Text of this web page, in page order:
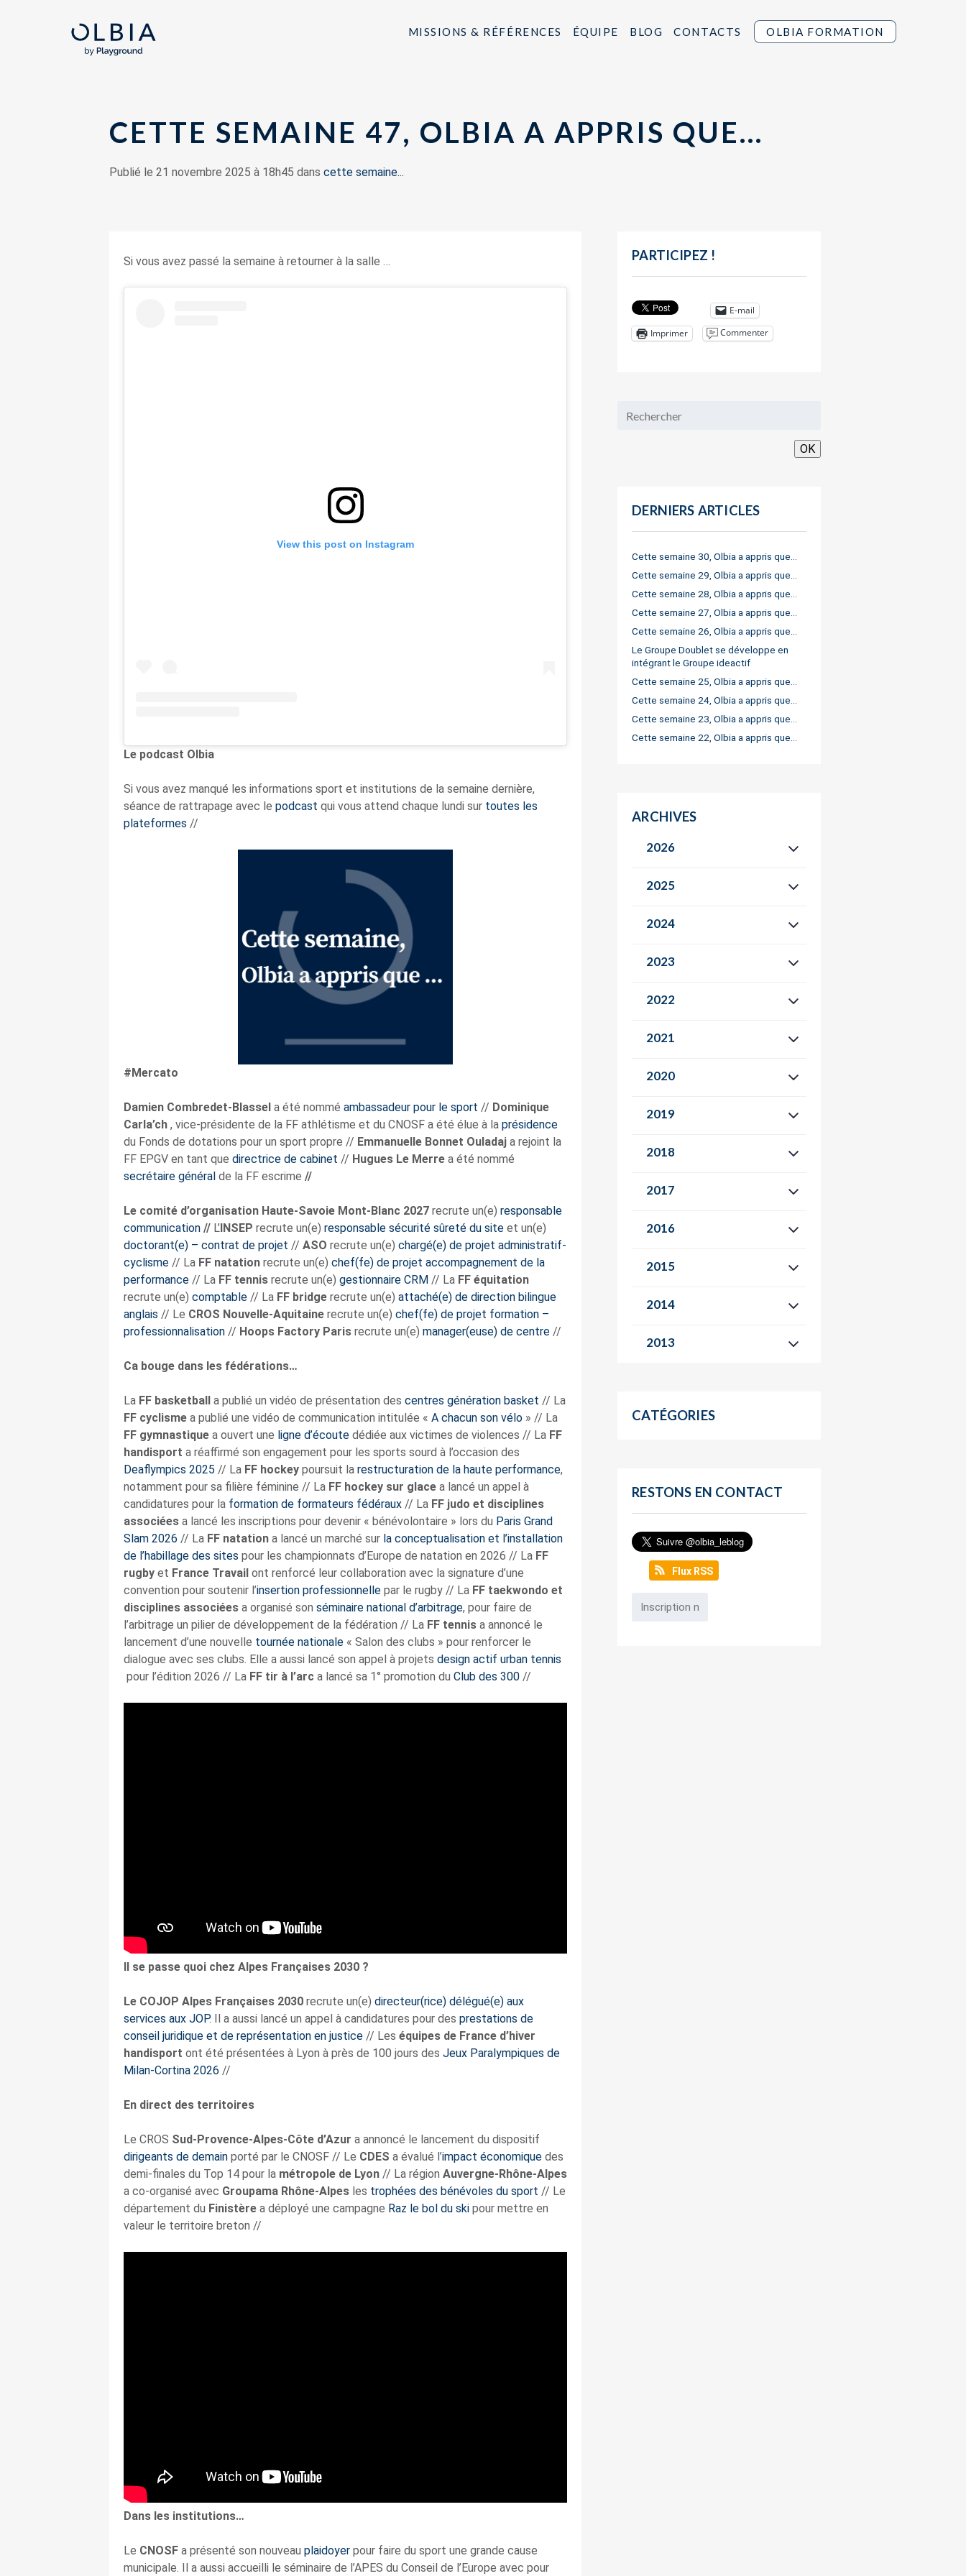
MISSIONS & RÉFÉRENCES ÉQUIPE BLOG CONTACTS OLBIA FORMATION
CETTE SEMAINE 47, OLBIA A APPRIS QUE…
Publié le 21 novembre 2025 à 18h45 dans cette semaine...
Si vous avez passé la semaine à retourner à la salle …
View this post on Instagram
Le podcast Olbia
Si vous avez manqué les informations sport et institutions de la semaine dernière,
séance de rattrapage avec le podcast qui vous attend chaque lundi sur toutes les
plateformes //
#Mercato
Damien Combredet-Blassel a été nommé ambassadeur pour le sport // Dominique
Carla’ch , vice-présidente de la FF athlétisme et du CNOSF a été élue à la présidence
du Fonds de dotations pour un sport propre // Emmanuelle Bonnet Ouladaj a rejoint la
FF EPGV en tant que directrice de cabinet // Hugues Le Merre a été nommé
secrétaire général de la FF escrime //
Le comité d’organisation Haute-Savoie Mont-Blanc 2027 recrute un(e) responsable
communication // L’INSEP recrute un(e) responsable sécurité sûreté du site et un(e)
doctorant(e) – contrat de projet // ASO recrute un(e) chargé(e) de projet administratif-
cyclisme // La FF natation recrute un(e) chef(fe) de projet accompagnement de la
performance // La FF tennis recrute un(e) gestionnaire CRM // La FF équitation
recrute un(e) comptable // La FF bridge recrute un(e) attaché(e) de direction bilingue
anglais // Le CROS Nouvelle-Aquitaine recrute un(e) chef(fe) de projet formation –
professionnalisation // Hoops Factory Paris recrute un(e) manager(euse) de centre //
Ca bouge dans les fédérations…
La FF basketball a publié un vidéo de présentation des centres génération basket // La
FF cyclisme a publié une vidéo de communication intitulée « A chacun son vélo » // La
FF gymnastique a ouvert une ligne d’écoute dédiée aux victimes de violences // La FF
handisport a réaffirmé son engagement pour les sports sourd à l’occasion des
Deaflympics 2025 // La FF hockey poursuit la restructuration de la haute performance,
notamment pour sa filière féminine // La FF hockey sur glace a lancé un appel à
candidatures pour la formation de formateurs fédéraux // La FF judo et disciplines
associées a lancé les inscriptions pour devenir « bénévolontaire » lors du Paris Grand
Slam 2026 // La FF natation a lancé un marché sur la conceptualisation et l’installation
de l’habillage des sites pour les championnats d’Europe de natation en 2026 // La FF
rugby et France Travail ont renforcé leur collaboration avec la signature d’une
convention pour soutenir l’insertion professionnelle par le rugby // La FF taekwondo et
disciplines associées a organisé son séminaire national d’arbitrage, pour faire de
l’arbitrage un pilier de développement de la fédération // La FF tennis a annoncé le
lancement d’une nouvelle tournée nationale « Salon des clubs » pour renforcer le
dialogue avec ses clubs. Elle a aussi lancé son appel à projets design actif urban tennis
pour l’édition 2026 // La FF tir à l’arc a lancé sa 1° promotion du Club des 300 //
Il se passe quoi chez Alpes Françaises 2030 ?
Le COJOP Alpes Françaises 2030 recrute un(e) directeur(rice) délégué(e) aux
services aux JOP. Il a aussi lancé un appel à candidatures pour des prestations de
conseil juridique et de représentation en justice // Les équipes de France d’hiver
handisport ont été présentées à Lyon à près de 100 jours des Jeux Paralympiques de
Milan-Cortina 2026 //
En direct des territoires
Le CROS Sud-Provence-Alpes-Côte d’Azur a annoncé le lancement du dispositif
dirigeants de demain porté par le CNOSF // Le CDES a évalué l’impact économique des
demi-finales du Top 14 pour la métropole de Lyon // La région Auvergne-Rhône-Alpes
a co-organisé avec Groupama Rhône-Alpes les trophées des bénévoles du sport // Le
département du Finistère a déployé une campagne Raz le bol du ski pour mettre en
valeur le territoire breton //
Dans les institutions…
Le CNOSF a présenté son nouveau plaidoyer pour faire du sport une grande cause
municipale. Il a aussi accueilli le séminaire de l’APES du Conseil de l’Europe avec pour
PARTICIPEZ !
E-mail
Imprimer
Commenter
OK
DERNIERS ARTICLES
Cette semaine 30, Olbia a appris que…
Cette semaine 29, Olbia a appris que…
Cette semaine 28, Olbia a appris que…
Cette semaine 27, Olbia a appris que…
Cette semaine 26, Olbia a appris que…
Le Groupe Doublet se développe en
intégrant le Groupe ideactif
Cette semaine 25, Olbia a appris que…
Cette semaine 24, Olbia a appris que…
Cette semaine 23, Olbia a appris que…
Cette semaine 22, Olbia a appris que…
ARCHIVES
2026
2025
2024
2023
2022
2021
2020
2019
2018
2017
2016
2015
2014
2013
CATÉGORIES
RESTONS EN CONTACT
Flux RSS